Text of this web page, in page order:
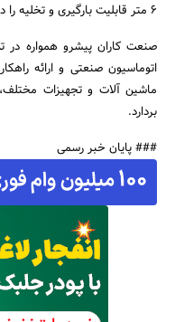
۶ متر قابلیت بارگیری و تخلیه را داراست.
صنعت کاران پیشرو همواره در
اتوماسیون صنعتی و ارائه
ماشین آلات و تجهیزات
بردارد.
### پایان خبر رسمی